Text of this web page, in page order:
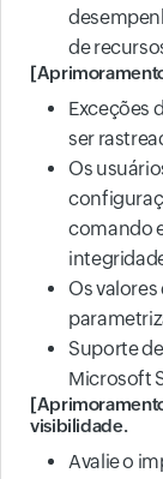
de
Exceções
ser
Os
comando
Os
Suporte
Microsoft
visibilidade.
Avalie o